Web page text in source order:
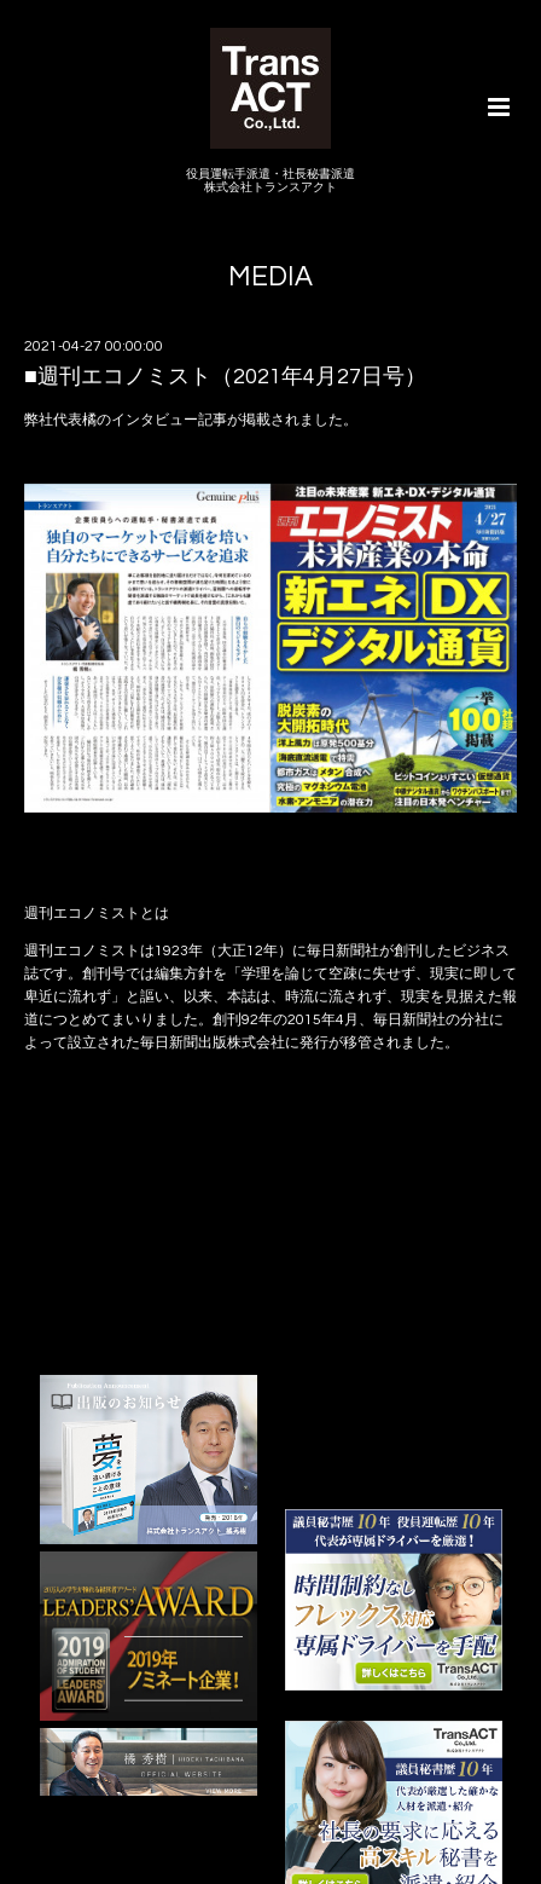
役員運転手派遣・社長秘書派遣
株式会社トランスアクト
MEDIA
2021-04-27 00:00:00
■週刊エコノミスト（2021年4月27日号）
弊社代表橘のインタビュー記事が掲載されました。
週刊エコノミストとは
週刊エコノミストは1923年（大正12年）に毎日新聞社が創刊したビジネス
誌です。創刊号では編集方針を「学理を論じて空疎に失せず、現実に即して
卑近に流れず」と謳い、以来、本誌は、時流に流されず、現実を見据えた報
道につとめてまいりました。創刊92年の2015年4月、毎日新聞社の分社に
よって設立された毎日新聞出版株式会社に発行が移管されました。